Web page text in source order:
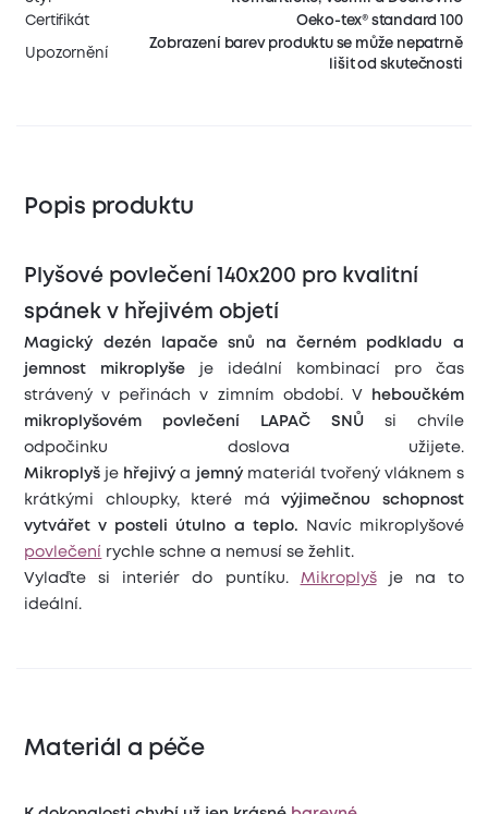
Certifikát
Oeko-tex® standard 100
Upozornění
Zobrazení barev produktu se může nepatrně
lišit od skutečnosti
Popis produktu
Plyšové povlečení 140x200 pro kvalitní
spánek v hřejivém objetí
Magický dezén lapače snů na černém podkladu a
jemnost mikroplyše
je ideální kombinací pro čas
strávený v peřinách v zimním období. V
heboučkém
mikroplyšovém povlečení LAPAČ SNŮ si chvíle
odpočinku doslova užijete.
Mikroplyš
je hřejivýa jemný materiál tvořený vláknem s
krátkými chloupky, které má
výjimečnou schopnost
vytvářet v posteli útulno a teplo.
Navíc mikroplyšové
povlečení
rychle schne a nemusí se žehlit.
Vylaďte si interiér do puntíku.
Mikroplyšje na to
ideální.
Materiál a péče